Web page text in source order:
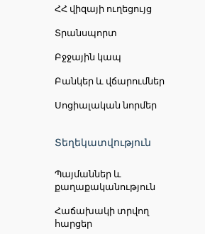
ՀՀ վիզայի ուղեցույց
Տրանսպորտ
Բջջային կապ
Բանկեր և վճարումներ
Սոցիալական նորմեր
Տեղեկատվություն
Պայմաններ և
քաղաքականություն
Հաճախակի տրվող
հարցեր